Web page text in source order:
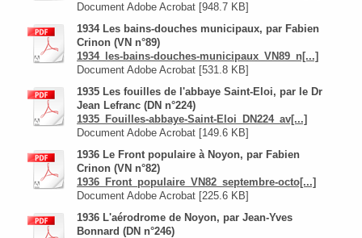
Document Adobe Acrobat [948.7 KB]
1934 Les bains-douches municipaux, par Fabien
Crinon (VN n°89)
1934_les-bains-douches-municipaux_VN89_n[...]
Document Adobe Acrobat [531.8 KB]
1935 Les fouilles de l'abbaye Saint-Eloi, par le Dr
Jean Lefranc (DN n°224)
1935_Fouilles-abbaye-Saint-Eloi_DN224_av[...]
Document Adobe Acrobat [149.6 KB]
1936 Le Front populaire à Noyon, par Fabien
Crinon (VN n°82)
1936_Front_populaire_VN82_septembre-octo[...]
Document Adobe Acrobat [225.6 KB]
1936 L'aérodrome de Noyon, par Jean-Yves
Bonnard (DN n°246)